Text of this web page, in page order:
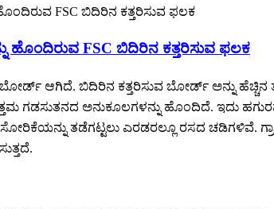
ಹೊಂದಿರುವ FSC ಬಿದಿರಿನ ಕತ್ತರಿಸುವ ಫಲಕ
ಬೋರ್ಡ್ ಆಗಿದೆ. ಬಿದಿರಿನ ಕತ್ತರಿಸುವ ಬೋರ್ಡ್ ಅನ್ನು ಹೆಚ್ಚಿನ
ಗಡಸುತನದ ಅನುಕೂಲಗಳನ್ನು ಹೊಂದಿದೆ. ಇದು
ತಡೆಗಟ್ಟಲು ಎರಡರಲ್ಲೂ ರಸದ ಚಡಿಗಳಿವೆ.